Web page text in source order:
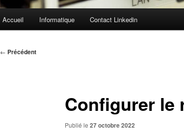
Accueil Informatique Contact Linkedin
Navigation
← Précédent
Configurer le
Publié le 27 octobre 2022